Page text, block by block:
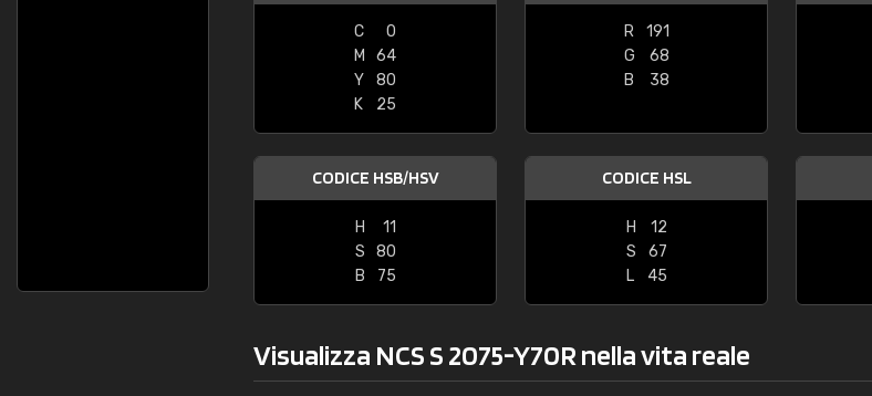
C
0
M
64
Y
80
K
25
R
191
G
68
B
38
CODICE HSB/HSV
H
11
S
80
B
75
CODICE HSL
H
12
S
67
L
45
Visualizza NCS S 2075-Y70R nella vita reale